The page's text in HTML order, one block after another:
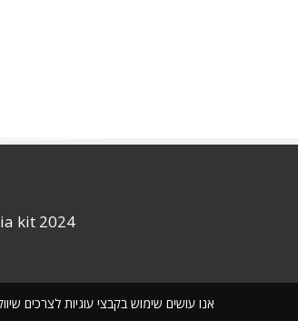
אנו עושים שימוש בקבצי עוגיות לצרכים
kit 2024